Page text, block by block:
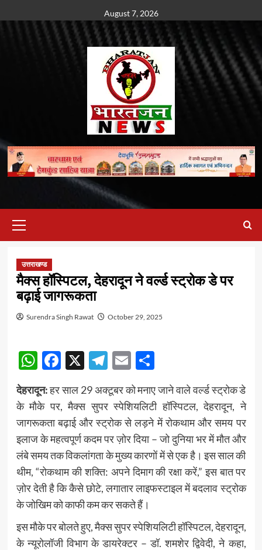
to
August 7, 2026
Menu
उत्तराखण्ड
मैक्स हॉस्पिटल, देहरादून ने वर्ल्ड स्ट्रोक डे पर
बढ़ाई जागरूकता
Surendra Singh Rawat October 29, 2025
WhatsApp
Facebook
X Telegram
EmailShare
देहरादून:हर साल 29 अक्टूबर को मनाए जाने वाले वर्ल्ड स्ट्रोक डे
के मौके पर, मैक्स सुपर स्पेशियलिटी हॉस्पिटल, देहरादून, ने
जागरूकता बढ़ाई और स्ट्रोक से लड़ने में रोकथाम और समय पर
इलाज के महत्वपूर्ण कदम पर ज़ोर दिया – जो दुनिया भर में मौत और
लंबे समय तक विकलांगता के मुख्य कारणों में से एक है। इस साल की
थीम, “रोकथाम की शक्ति: अपने दिमाग की रक्षा करें,” इस बात पर
ज़ोर देती है कि कैसे छोटे, लगातार लाइफस्टाइल में बदलाव स्ट्रोक
के जोखिम को काफी कम कर सकते हैं।
इस मौके पर बोलते हुए, मैक्स सुपर स्पेशियलिटी हॉस्पिटल, देहरादून,
के न्यूरोलॉजी विभाग के डायरेक्टर – डॉ. शमशेर द्विवेदी, ने कहा,